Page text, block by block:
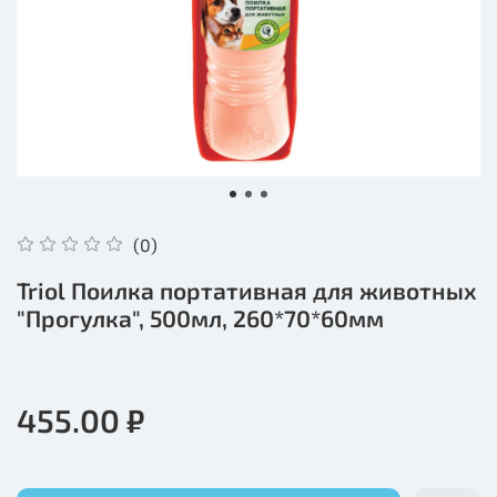
(0)
Triol Поилка портативная для животных
"Прогулка", 500мл, 260*70*60мм
455.00 ₽